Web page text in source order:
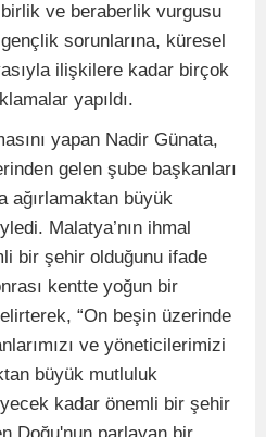
ve beraberlik vurgusu
sorunlarına, küresel
ilişkilere kadar birçok
yapıldı.
yapan Nadir Günata,
gelen şube başkanları
ağırlamaktan büyük
Malatya’nın ihmal
bir şehir olduğunu ifade
kentte yoğun bir
“On beşin üzerinde
ve yöneticilerimizi
büyük mutluluk
kadar önemli bir şehir